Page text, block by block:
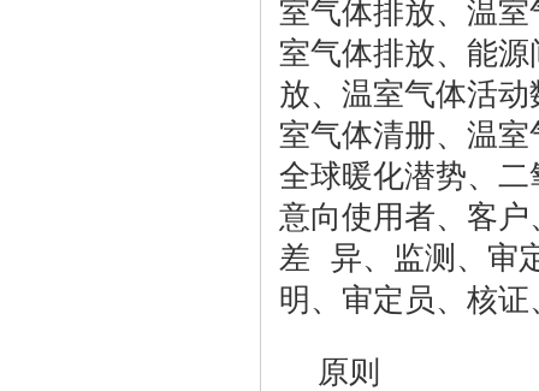
室气体排放、温
室气体排放、能
放、温室气体活
室气体清册、温
全球暖化潜势、
意向使用者、客
差 异、监测、审
明、审定员、核
原则